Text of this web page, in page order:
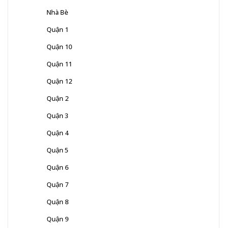
Nhà Bè
Quận 1
Quận 10
Quận 11
Quận 12
Quận 2
Quận 3
Quận 4
Quận 5
Quận 6
Quận 7
Quận 8
Quận 9